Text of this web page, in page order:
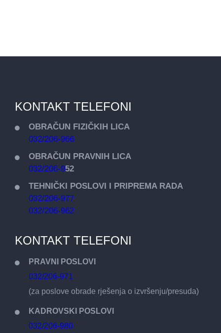
KONTAKT TELEFONI
OBRAČUN FIZIČKIH LICA
032/206-966
OBRAČUN PRAVNIH LICA
032/206-952
TEHNIČKI POSLOVI I PRIPREMA RADA
032/206-977
032/206-962
KONTAKT TELEFONI
PRAVNI POSLOVI
032/206-971
(za poslove obrade rješenja o izvršenju/presuda)
KADROVSKI POSLOVI
032/206-980